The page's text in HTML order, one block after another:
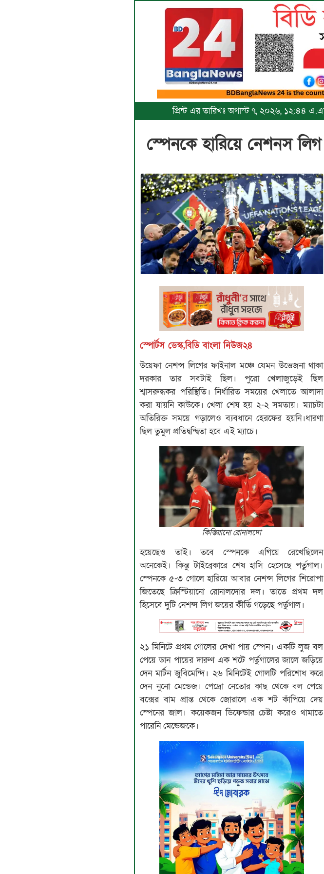
প্রিন্ট এর তারিখঃ অগাস্ট ৭, ২০২৬, ১২:৪৪
স্পেনকে হারিয়ে নেশনস
স্পোর্টস ডেস্ক,বিডি বাংলা নিউজ২৪
উয়েফা নেশন্স লিগের ফাইনাল মঞ্চে যেমন উত্তেজনা থাকা
দরকার তার সবটাই ছিল। পুরো খেলাজুড়েই ছিল
শ্বাসরুদ্ধকর পরিস্থিতি। নির্ধারিত সময়ের খেলাতে আলাদা
করা যায়নি কাউকে। খেলা শেষ হয় ২-২ সমতায়। ম্যাচটা
অতিরিক্ত সময়ে গড়ালেও ব্যবধানে হেরফের হয়নি।ধারণা
ছিল তুমুল প্রতিদ্বন্দ্বিতা হবে এই ম্যাচে।
কিস্তিয়ানো রোনালদো
হয়েছেও তাই। তবে স্পেনকে এগিয়ে রেখেছিলেন
অনেকেই। কিন্তু টাইব্রেকারে শেষ হাসি হেসেছে পর্তুগাল।
স্পেনকে ৫-৩ গোলে হারিয়ে আবার নেশন্স লিগের শিরোপা
জিতেছে ক্রিস্টিয়ানো রোনালদোর দল। তাতে প্রথম দল
হিসেবে দুটি নেশন্স লিগ জয়ের কীর্তি গড়েছে পর্তুগাল।
২১ মিনিটে প্রথম গোলের দেখা পায় স্পেন। একটি লুজ বল
পেয়ে ডান পায়ের দারুণ এক শটে পর্তুগালের জালে জড়িয়ে
দেন মার্টন জুবিমেন্দি। ২৬ মিনিটেই গোলটি পরিশোধ করে
দেন নুনো মেন্ডেজ। পেদ্রো নেতোর কাছ থেকে বল পেয়ে
বক্সের বাম প্রান্ত থেকে জোরালে এক শট কাঁপিয়ে দেয়
স্পেনের জাল। কয়েকজন ডিফেন্ডার চেষ্টা করেও থামাতে
পারেনি মেন্ডেজকে।